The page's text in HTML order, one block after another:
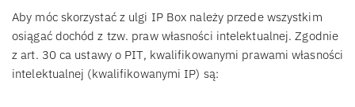
Aby móc skorzystać z ulgi IP Box należy przede wszystkim
osiągać dochód z tzw. praw własności intelektualnej. Zgodnie
z art. 30 ca ustawy o PIT, kwalifikowanymi prawami własności
intelektualnej (kwalifikowanymi IP) są: